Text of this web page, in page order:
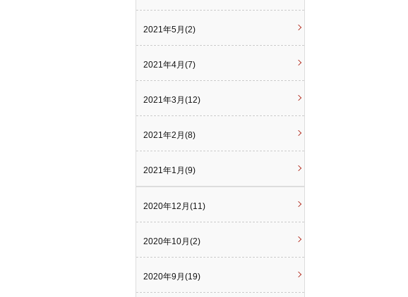
2021年5月(2)
2021年4月(7)
2021年3月(12)
2021年2月(8)
2021年1月(9)
2020年12月(11)
2020年10月(2)
2020年9月(19)